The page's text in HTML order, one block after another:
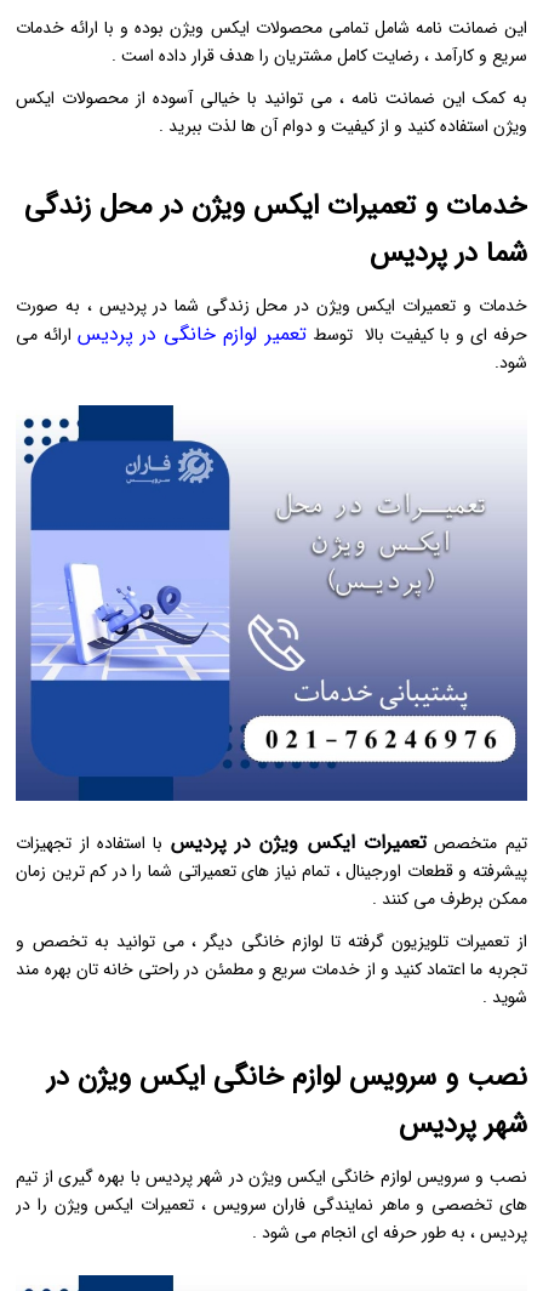
این ضمانت‌ نامه شامل تمامی محصولات ایکس ویژن بوده و با ارائه خدمات
سریع و کارآمد ، رضایت کامل مشتریان را هدف قرار داده است .
به کمک این ضمانت ‌نامه ، می ‌توانید با خیالی آسوده از محصولات ایکس
ویژن استفاده کنید و از کیفیت و دوام آن ‌ها لذت ببرید .
خدمات و تعمیرات ایکس ویژن در محل زندگی
شما در پردیس
خدمات و تعمیرات ایکس ویژن در محل زندگی شما در پردیس ، به صورت
حرفه ‌ای و با کیفیت بالا توسطتعمیر لوازم خانگی در پردیسارائه می
‌شود.
تیم متخصصتعمیرات ایکس ویژن در پردیس با استفاده از تجهیزات
پیشرفته و قطعات اورجینال ، تمام نیاز های تعمیراتی شما را در کم ترین زمان
ممکن برطرف می ‌کنند .
از تعمیرات تلویزیون گرفته تا لوازم خانگی دیگر ، می‌ توانید به تخصص و
تجربه ما اعتماد کنید و از خدمات سریع و مطمئن در راحتی خانه ‌تان بهره ‌مند
شوید .
نصب و سرویس لوازم خانگی ایکس ویژن در
شهر پردیس
نصب و سرویس لوازم خانگی ایکس ویژن در شهر پردیس با بهره ‌گیری از تیم
‌های تخصصی و ماهر نمایندگی فاران سرویس ، تعمیرات ایکس ویژن را در
پردیس ، به طور حرفه ‌ای انجام می ‌شود .